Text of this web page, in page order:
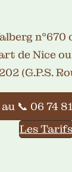
de Nice
(G.P.S.
📞 06 74
Les Tarifs